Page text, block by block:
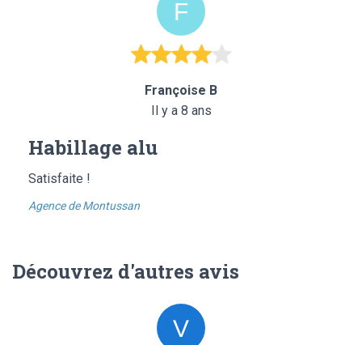
Françoise B
Il y a 8 ans
Habillage alu
Satisfaite !
Agence de Montussan
Découvrez d'autres avis